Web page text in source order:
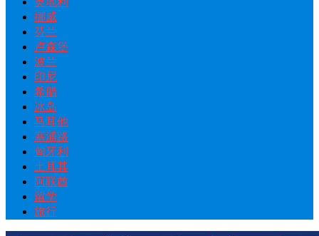
挪威
芬兰
卢森堡
波兰
印尼
希腊
冰岛
马耳他
塞浦路
匈牙利
土耳其
阿联酋
留学
旅行